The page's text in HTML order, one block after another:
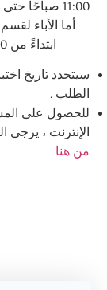
11:00 صباحًا حتى 2:00 ظهرًا .
ابتداءً من 11:00 ص حتى 2:30 م، ما عدا يوم الأحد 18 يونيو.
سيتحدد تاريخ
الطلب .
للحصول على
الإنترنت ، يرجى
من هنا